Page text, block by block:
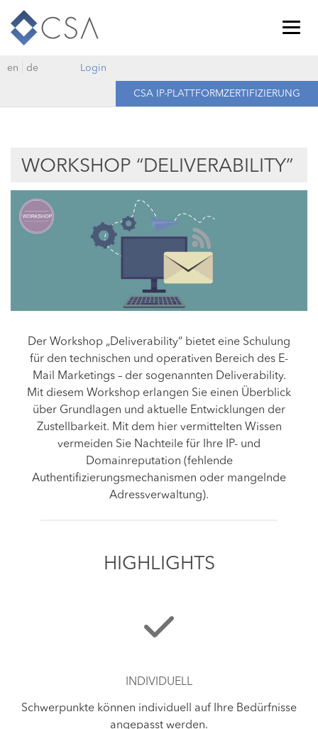
en de
Login
CSA IP-PLATTFORMZERTIFIZIERUNG
WORKSHOP “DELIVERABILITY”
Der Workshop „Deliverability“ bietet eine Schulung
für den technischen und operativen Bereich des E-
Mail Marketings – der sogenannten Deliverability.
Mit diesem Workshop erlangen Sie einen Überblick
über Grundlagen und aktuelle Entwicklungen der
Zustellbarkeit. Mit dem hier vermittelten Wissen
vermeiden Sie Nachteile für Ihre IP- und
Domainreputation (fehlende
Authentifizierungsmechanismen oder mangelnde
Adressverwaltung).
HIGHLIGHTS
INDIVIDUELL
Schwerpunkte können individuell auf Ihre Bedürfnisse
angepasst werden.